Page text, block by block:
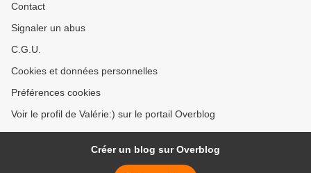
Contact
Signaler un abus
C.G.U.
Cookies et données personnelles
Préférences cookies
Voir le profil de Valérie:) sur le portail Overblog
Créer un blog sur Overblog